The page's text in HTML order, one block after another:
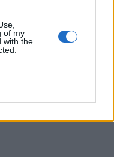
of my
with the
în Republica
ar vota
fie au declarat că nu
fie nu s-au putut